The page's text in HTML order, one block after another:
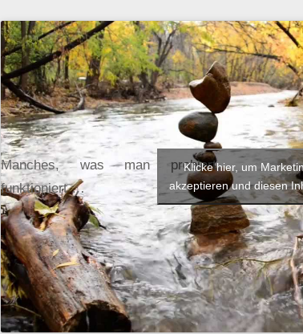
Manches, was man probiert,
funktioniert …
Klicke hier, um
akzeptieren und diesen